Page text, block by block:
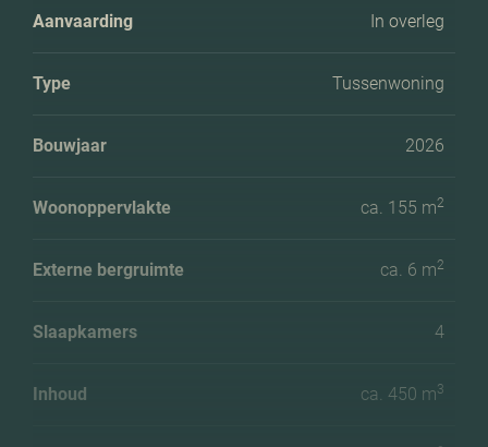
Aanvaarding In overleg
Type Tussenwoning
Bouwjaar 2026
Woonoppervlakte ca. 155 m2
Externe bergruimte ca. 6 m2
Slaapkamers 4
Inhoud ca. 450 m3